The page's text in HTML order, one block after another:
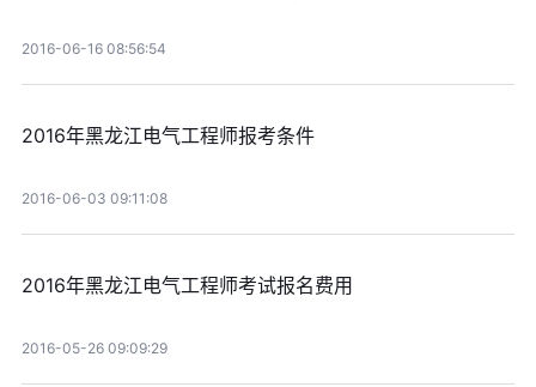
2016-06-16 08:56:54
2016年黑龙江电气工程师报考条件
2016-06-03 09:11:08
2016年黑龙江电气工程师考试报名费用
2016-05-26 09:09:29